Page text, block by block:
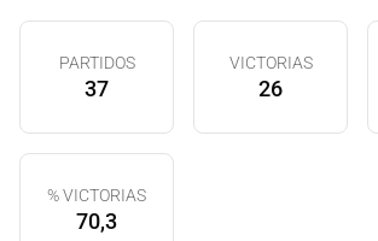
PARTIDOS
37
VICTORIAS
26
% VICTORIAS
70,3